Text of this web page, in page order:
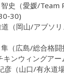
愛媛/Team
30)
山/アブソリュ
島/総合格闘技
ウィングアー
山口/有永道場